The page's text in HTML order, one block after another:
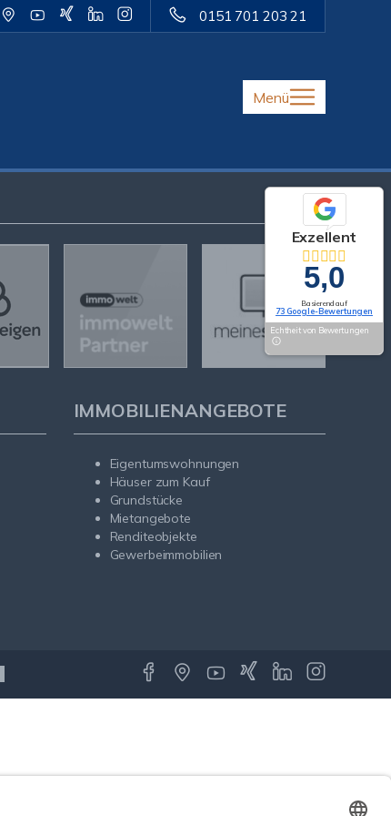
0151 701 203 21
Menü
Exzellent
5,0
Basierend auf
73 Google-Bewertungen
Echtheit von Bewertungen
IMMOBILIENANGEBOTE
Eigentumswohnungen
Häuser zum Kauf
Grundstücke
Mietangebote
Renditeobjekte
Gewerbeimmobilien